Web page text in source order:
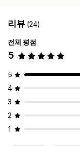
리뷰 (24)
전체 평점
5
5
4
3
2
1